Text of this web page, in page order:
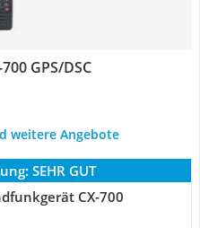
GPS/DSC
weitere Angebote
SEHR GUT
CX-700